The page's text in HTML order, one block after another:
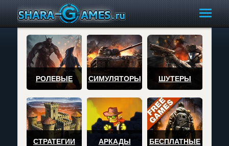
РОЛЕВЫЕ СИМУЛЯТОРЫ ШУТЕРЫ
СТРАТЕГИИ АРКАДЫ БЕСПЛАТНЫЕ